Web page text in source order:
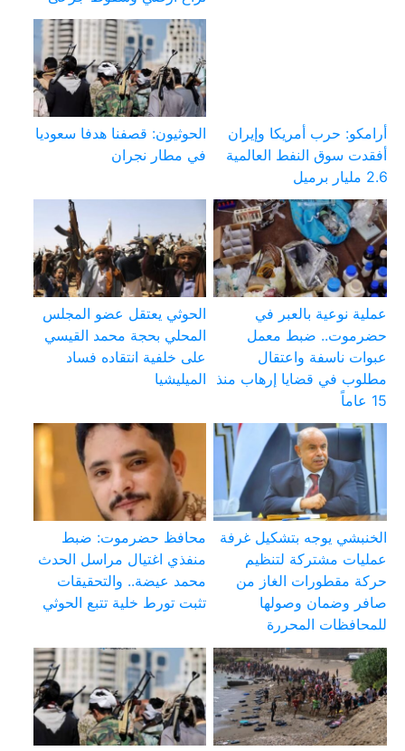
أرامكو: حرب أمريكا وإيران
أفقدت سوق النفط العالمية
2.6 مليار برميل
الحوثيون: قصفنا هدفا سعوديا
في مطار نجران
عملية نوعية بالعبر في
حضرموت.. ضبط معمل
عبوات ناسفة واعتقال
مطلوب في قضايا إرهاب منذ
15 عاماً
الحوثي يعتقل عضو المجلس
المحلي بحجة محمد القيسي
على خلفية انتقاده فساد
الميليشيا
الخنبشي يوجه بتشكيل غرفة
عمليات مشتركة لتنظيم
حركة مقطورات الغاز من
صافر وضمان وصولها
للمحافظات المحررة
محافظ حضرموت: ضبط
منفذي اغتيال مراسل الحدث
محمد عيضة.. والتحقيقات
تثبت تورط خلية تتبع الحوثي